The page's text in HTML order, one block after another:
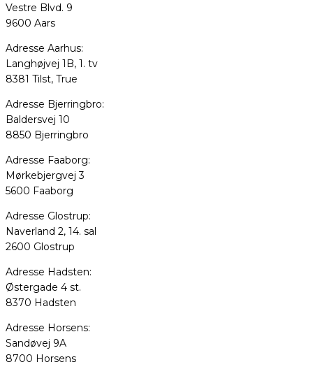
Vestre Blvd. 9
9600 Aars
Adresse Aarhus:
Langhøjvej 1B, 1. tv
8381 Tilst, True
Adresse Bjerringbro:
Baldersvej 10
8850 Bjerringbro
Adresse Faaborg:
Mørkebjergvej 3
5600 Faaborg
Adresse Glostrup:
Naverland 2, 14. sal
2600 Glostrup
Adresse Hadsten:
Østergade 4 st.
8370 Hadsten
Adresse Horsens:
Sandøvej 9A
8700 Horsens